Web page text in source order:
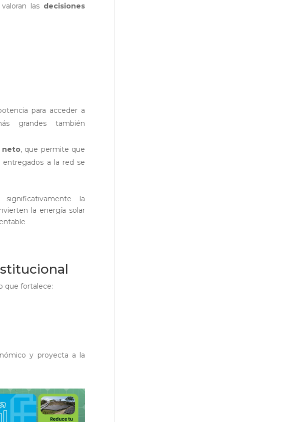
las decisiones
para acceder a
grandes también
neto, que permite que
a la red se
la
la energía solar
que fortalece:
y proyecta a la